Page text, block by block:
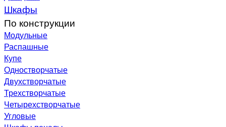
Шкафы
По конструкции
Модульные
Распашные
Купе
Одностворчатые
Двухстворчатые
Трехстворчатые
Четырехстворчатые
Угловые